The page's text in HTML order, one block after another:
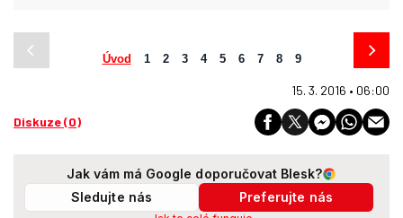
Úvod 1 2 3 4 5 6 7 8 9
15. 3. 2016 • 06:00
Diskuze (0)
Jak vám má Google doporučovat Blesk?
Sledujte nás
Preferujte nás